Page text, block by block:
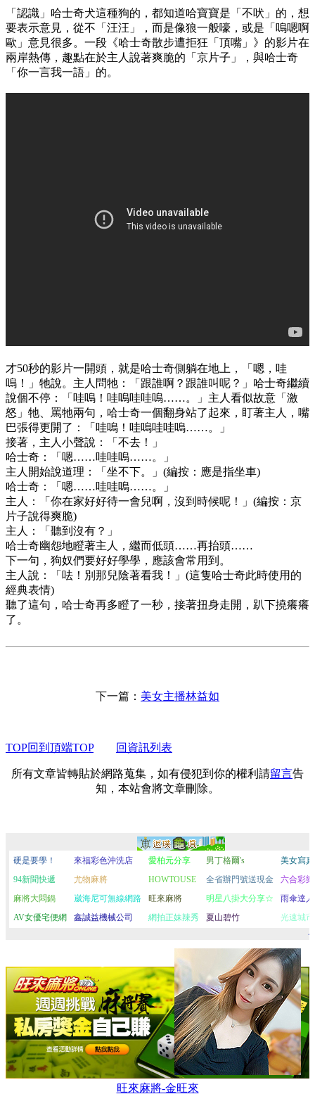
「認識」哈士奇犬這種狗的，都知道哈寶寶是「不吠」的，想
要表示意見，從不「汪汪」，而是像狼一般嚎，或是「嗚嗯啊
歐」意見很多。一段《哈士奇散步遭拒狂「頂嘴」》的影片在
兩岸熱傳，趣點在於主人說著爽脆的「京片子」，與哈士奇
「你一言我一語」的。
才50秒的影片一開頭，就是哈士奇側躺在地上，「嗯，哇
嗚！」牠說。主人問牠：「跟誰啊？跟誰叫呢？」哈士奇繼續
說個不停：「哇嗚！哇嗚哇哇嗚……。」主人看似故意「激
怒」牠、罵牠兩句，哈士奇一個翻身站了起來，盯著主人，嘴
巴張得更開了：「哇嗚！哇嗚哇哇嗚……。」
接著，主人小聲說：「不去！」
哈士奇：「嗯……哇哇嗚……。」
主人開始說道理：「坐不下。」(編按：應是指坐車)
哈士奇：「嗯……哇哇嗚……。」
主人：「你在家好好待一會兒啊，沒到時候呢！」(編按：京
片子說得爽脆)
主人：「聽到沒有？」
哈士奇幽怨地瞪著主人，繼而低頭……再抬頭……
下一句，狗奴們要好好學學，應該會常用到。
主人說：「呿！別那兒陰著看我！」(這隻哈士奇此時使用的
經典表情)
聽了這句，哈士奇再多瞪了一秒，接著扭身走開，趴下撓癢癢
了。
下一篇： 美女主播林益如
TOP回到頂端TOP 回資訊列表
所有文章皆轉貼於網路蒐集，如有侵犯到你的權利請留言告
知，本站會將文章刪除。
旺來麻將-金旺來